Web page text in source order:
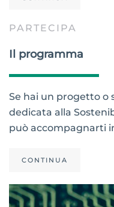
PARTECIPA
Il programma
Se hai un progetto o
dedicata alla
può accompagnarti
CONTINUA